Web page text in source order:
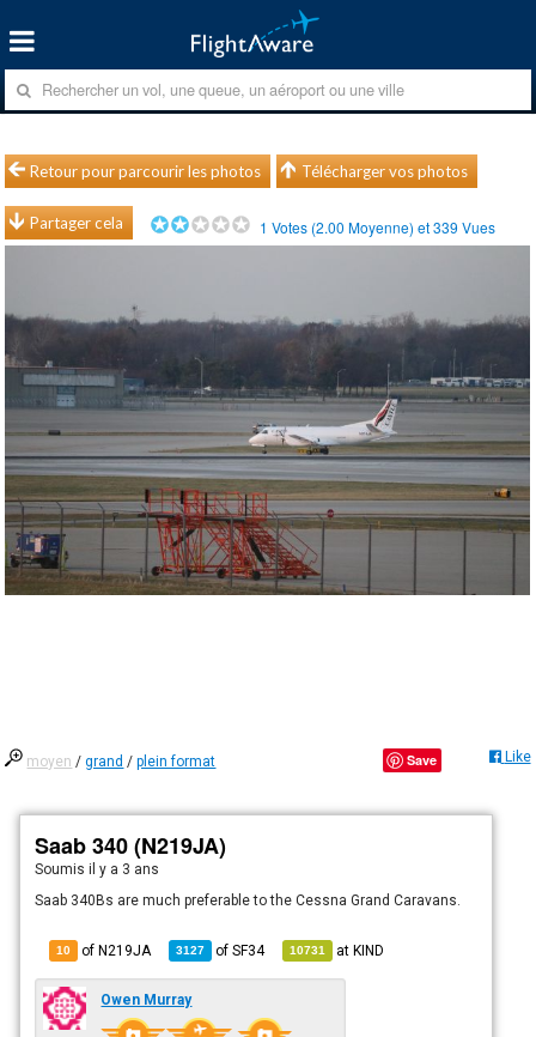
Retour pour parcourir les photos Télécharger vos photos
Partager cela 1 Votes (2.00 Moyenne) et339 Vues
moyen /grand /plein format Like
Save
Saab 340 (N219JA)
Soumisil y a 3 ans
Saab 340Bs are much preferable to the Cessna Grand Caravans.
10 of N219JA 3127 ofSF34 10731 atKIND
Owen Murray